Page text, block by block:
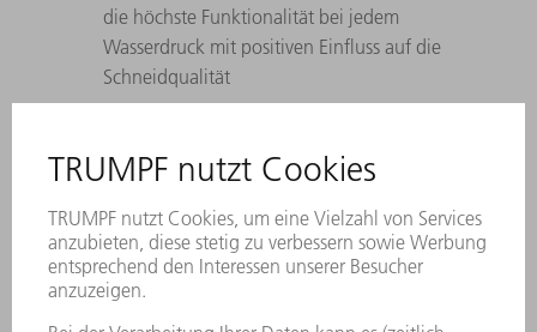
die höchste Funktionalität bei jedem
Wasserdruck mit positiven Einfluss auf die
Schneidqualität
Maschinenportfolio mit konstanter
Leistung über den gesamten Lebenszyklus
Einhaltung höchster Anforderungen
hinsichtlich Form- und Lagetoleranzen,